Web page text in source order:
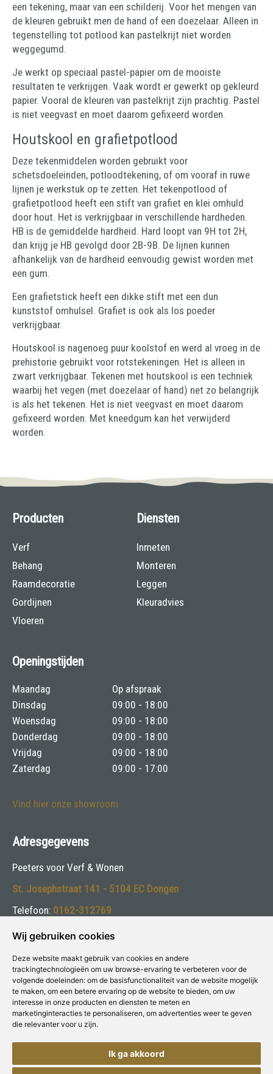
Wij gebruiken cookies
Deze website maakt gebruik van cookies en andere
trackingtechnologieën om uw browse-ervaring te verbeteren voor de
volgende doeleinden: om de basisfunctionaliteit van de website mogelijk
te maken, om een betere ervaring op de website te bieden, om uw
interesse in onze producten en diensten te meten en
marketinginteracties te personaliseren, om advertenties weer te geven
die relevanter voor u zijn.
Ik ga akkoord
een tekening, maar van een schilderij. Voor het mengen van
de kleuren gebruikt men de hand of een doezelaar. Alleen in
tegenstelling tot potlood kan pastelkrijt niet worden
weggegumd.
Je werkt op speciaal pastel-papier om de mooiste
resultaten te verkrijgen. Vaak wordt er gewerkt op gekleurd
papier. Vooral de kleuren van pastelkrijt zijn prachtig. Pastel
is niet veegvast en moet daarom gefixeerd worden.
Houtskool en grafietpotlood
Deze tekenmiddelen worden gebruikt voor
schetsdoeleinden, potloodtekening, of om vooraf in ruwe
lijnen je werkstuk op te zetten. Het tekenpotlood of
grafietpotlood heeft een stift van grafiet en klei omhuld
door hout. Het is verkrijgbaar in verschillende hardheden.
HB is de gemiddelde hardheid. Hard loopt van 9H tot 2H,
dan krijg je HB gevolgd door 2B-9B. De lijnen kunnen
afhankelijk van de hardheid eenvoudig gewist worden met
een gum.
Een grafietstick heeft een dikke stift met een dun
kunststof omhulsel. Grafiet is ook als los poeder
verkrijgbaar.
Houtskool is nagenoeg puur koolstof en werd al vroeg in de
prehistorie gebruikt voor rotstekeningen. Het is alleen in
zwart verkrijgbaar. Tekenen met houtskool is een techniek
waarbij het vegen (met doezelaar of hand) net zo belangrijk
is als het tekenen. Het is niet veegvast en moet daarom
gefixeerd worden. Met kneedgum kan het verwijderd
worden.
Producten
Verf
Behang
Raamdecoratie
Gordijnen
Vloeren
Diensten
Inmeten
Monteren
Leggen
Kleuradvies
Openingstijden
Maandag
Op afspraak
Dinsdag
09:00 - 18:00
Woensdag
09:00 - 18:00
Donderdag
09:00 - 18:00
Vrijdag
09:00 - 18:00
Zaterdag
09:00 - 17:00
Vind hier onze showroom
Adresgegevens
Peeters voor Verf & Wonen
St. Josephstraat 141 - 5104 EC Dongen
Telefoon: 0162-312769
E-mail:info@peetersverf.nl
Volg ons: